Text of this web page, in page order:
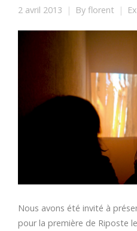
2 avril 2013 By florent
Nous avons été invité à
pour la première de Riposte